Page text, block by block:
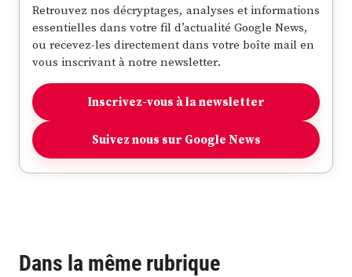
Retrouvez nos décryptages, analyses et informations
essentielles dans votre fil d’actualité Google News,
ou recevez-les directement dans votre boîte mail en
vous inscrivant à notre newsletter.
Inscrivez-vous à la newsletter
Suivez nous sur Google News
Dans la même rubrique